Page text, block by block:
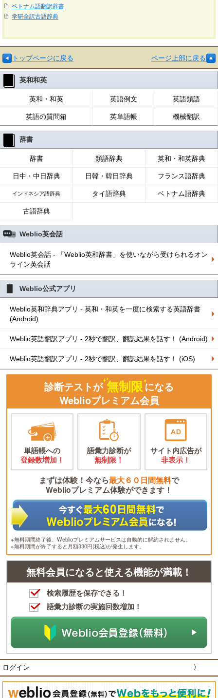
ベトナム語翻訳辞書
学研全訳古語辞典
トップページに戻る ページ上部に戻る
英和和英
英和・和英 英語例文 英語類語
英語の質問箱 英単語帳 機械翻訳
辞書
辞書 類語辞典 英和・和英辞典
日中・中日辞典 日韓・韓日辞典 フランス語辞典
インドネシア語辞典 タイ語辞典 ベトナム語辞典
古語辞典
Weblio英会話
Weblio英会話 - 「Weblio英和辞書」を使いながら受けられるオン
ライン英会話
Weblio公式アプリ
Weblio英和辞典アプリ - 英和・和英を一度に検索する英語辞書
(Android)
Weblio英語翻訳アプリ - 2秒で翻訳、翻訳結果を話す！ (Android)
Weblio英語翻訳アプリ - 2秒で翻訳、翻訳結果を話す！ (iOS)
診断テストが 無制限になる
Weblioプレミアム会員
単語帳への
登録数増加！
語彙力診断が
無制限！
サイト内広告が
非表示！
まずは体験！今なら最大６０日間無料で
Weblioプレミアム体験ができます！
※無料期間終了後、Weblioプレミアムサービスは自動的に解約されません。
※無料期間が終了すると月額330円(税込)が発生します。
無料会員になると使える機能が満載！
検索履歴を保存できる！
語彙力診断の実施回数増加！
ログイン 〉